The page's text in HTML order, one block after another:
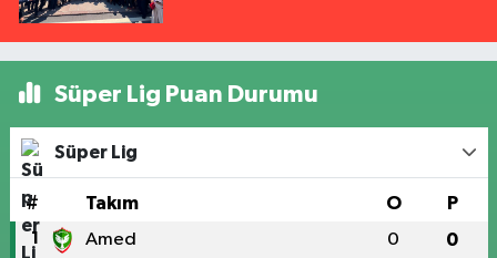
Süper Lig Puan Durumu
Süper Lig
# Takım O P
1 Amed 0 0